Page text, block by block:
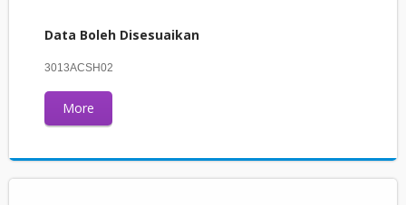
Data Boleh Disesuaikan
3013ACSH02
More